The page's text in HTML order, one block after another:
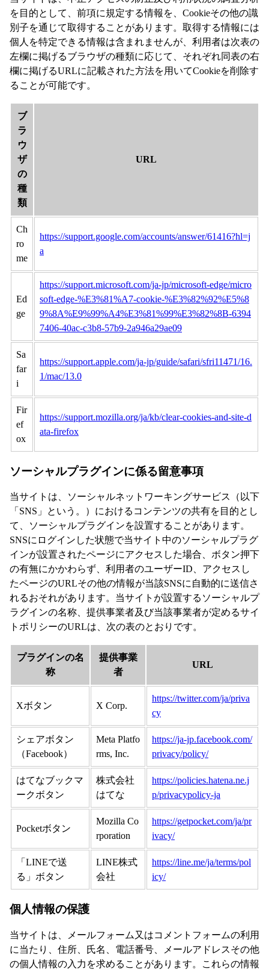
を目的として、前項に規定する情報を、Cookieその他の識
別子を通じて取得することがあります。取得する情報には
個人を特定できる情報は含まれませんが、利用者は次表の
左欄に掲げるブラウザの種類に応じて、それぞれ同表の右
欄に掲げるURLに記載された方法を用いてCookieを削除す
ることが可能です。
ブ
ラ
ウ
ザ
の
種
類
URL
Ch
ro
me
https://support.google.com/accounts/answer/61416?hl=j
a
Ed
ge
https://support.microsoft.com/ja-jp/microsoft-edge/micro
soft-edge-%E3%81%A7-cookie-%E3%82%92%E5%8
9%8A%E9%99%A4%E3%81%99%E3%82%8B-6394
7406-40ac-c3b8-57b9-2a946a29ae09
Sa
far
i
https://support.apple.com/ja-jp/guide/safari/sfri11471/16.
1/mac/13.0
Fir
ef
ox
https://support.mozilla.org/ja/kb/clear-cookies-and-site-d
ata-firefox
ソーシャルプラグインに係る留意事項
当サイトは、ソーシャルネットワーキングサービス（以下
「SNS」という。）におけるコンテンツの共有を目的とし
て、ソーシャルプラグインを設置することがあります。
SNSにログインした状態で当サイト中のソーシャルプラグ
インが設置されたページにアクセスした場合、ボタン押下
の有無にかかわらず、利用者のユーザーID、アクセスし
たページのURLその他の情報が当該SNSに自動的に送信さ
れるおそれがあります。当サイトが設置するソーシャルプ
ラグインの名称、提供事業者及び当該事業者が定めるサイ
トポリシーのURLは、次の表のとおりです。
プラグインの名
称
提供事業
者
URL
Xボタン X Corp.
https://twitter.com/ja/priva
cy
シェアボタン
（Facebook）
Meta Platfo
rms, Inc.
https://ja-jp.facebook.com/
privacy/policy/
はてなブックマ
ークボタン
株式会社
はてな
https://policies.hatena.ne.j
p/privacypolicy-ja
Pocketボタン
Mozilla Co
rporation
https://getpocket.com/ja/pr
ivacy/
「LINEで送
る」ボタン
LINE株式
会社
https://line.me/ja/terms/pol
icy/
個人情報の保護
当サイトは、メールフォーム又はコメントフォームの利用
に当たり、住所、氏名、電話番号、メールアドレスその他
の個人情報の入力を求めることがあります。これらの情報